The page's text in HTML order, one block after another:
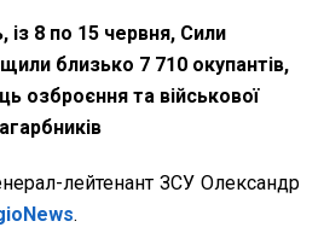
8 по 15 червня, Сили
близько 7 710 окупантів,
озброєння та військової
лейтенант ЗСУ Олександр
.